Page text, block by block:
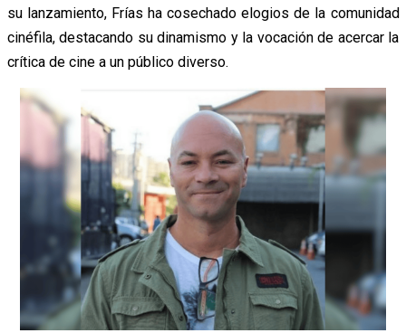
su lanzamiento, Frías ha cosechado elogios de la comunidad
cinéfila, destacando su dinamismo y la vocación de acercar la
crítica de cine a un público diverso.